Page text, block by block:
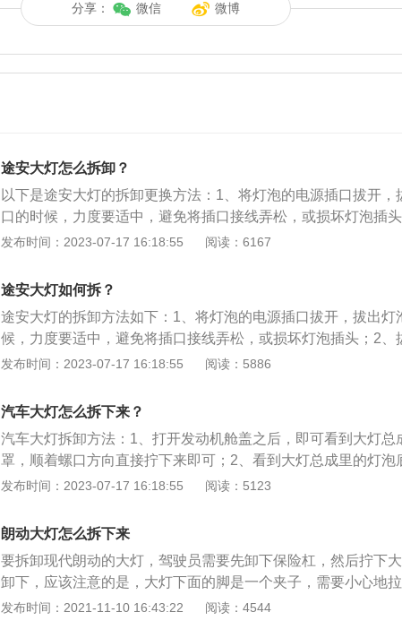
分享： 微信 微博
途安大灯怎么拆卸？
以下是途安大灯的拆卸更换方法：1、将灯泡的电源插口拔开，
口的时候，力度要适中，避免将插口接线弄松，或损坏灯泡插
接口后，将灯泡背后的防水盖拿掉，车灯防水盖的材质多为软胶
3、将灯泡从反射罩中取出，取出灯泡时，需要用手指捏住两边
灯泡松开后，再往外抽出灯泡。4、将新灯泡放入反射罩，对准
灯泡底座上有若干固定卡位。安装时按取出旧灯泡的步骤逆向操
将灯泡插入反射罩，对准安装位置后松开卡簧固定灯泡。5、盖
确保防水盖边缘和固定位完全贴合。最后，将大灯电源插口接上
发布时间：2023-07-17 16:18:55 阅读：6167
途安大灯如何拆？
途安大灯的拆卸方法如下：1、将灯泡的电源插口拔开，拔出灯
候，力度要适中，避免将插口接线弄松，或损坏灯泡插头；2、
后，将灯泡背后的防水盖拿掉，车灯防水盖的材质多为软胶，也
将灯泡从反射罩中取出，取出灯泡时，需要用手指捏住两边的钢
松开后，再往外抽出灯泡；4、将新灯泡放入反射罩，对准灯泡
泡底座上有若干固定卡位。安装时按取出旧灯泡的步骤逆向操作
将灯泡插入反射罩，对准安装位置后松开卡簧固定灯泡；5、盖
确保防水盖边缘和固定位完全贴合。
发布时间：2023-07-17 16:18:55 阅读：5886
汽车大灯怎么拆下来？
汽车大灯拆卸方法：1、打开发动机舱盖之后，即可看到大灯总
罩，顺着螺口方向直接拧下来即可；2、看到大灯总成里的灯泡
旁边的钢丝卡簧，待卡子松开之后即可拿出灯泡，安装时原路装
来做更换，更换的灯泡不一定需要原厂配件，只要灯泡是符合规
泡的电源插口拔开，拔出灯泡电源插口的时候力度要适中，避
或损坏灯泡插头。
发布时间：2023-07-17 16:18:55 阅读：5123
朗动大灯怎么拆下来
要拆卸现代朗动的大灯，驾驶员需要先卸下保险杠，然后拧下
卸下，应该注意的是，大灯下面的脚是一个夹子，需要小心地
大，以免夹住导致断裂。现代朗动使用大灯时，请检查大灯是否
发布时间：2021-11-10 16:43:22 阅读：4544